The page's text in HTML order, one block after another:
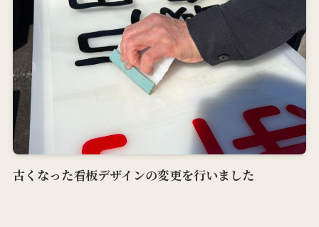
古くなった看板デザインの変更を行いました